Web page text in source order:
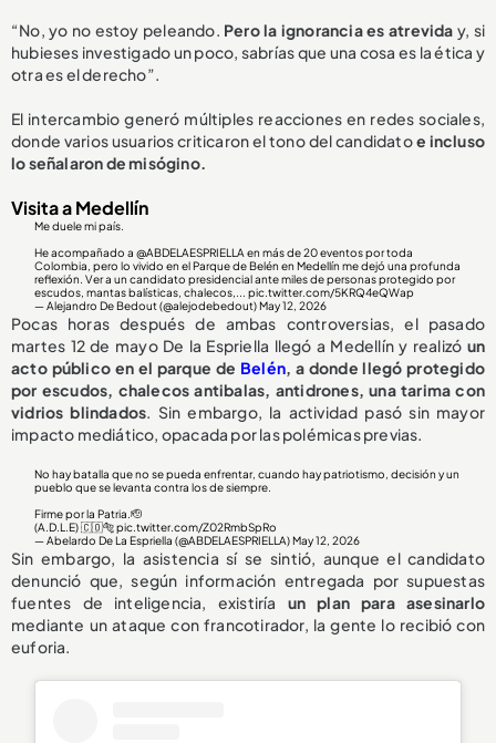
“No, yo no estoy peleando. Pero la ignorancia es atrevida y, si
hubieses investigado un poco, sabrías que una cosa es la ética y
otra es el derecho”.
El intercambio generó múltiples reacciones en redes sociales,
donde varios usuarios criticaron el tono del candidatoe incluso
lo señalaron de misógino.
Visita a Medellín
Me duele mi país.
He acompañado a@ABDELAESPRIELLA en más de 20 eventos por toda
Colombia, pero lo vivido en el Parque de Belén en Medellín me dejó una profunda
reflexión. Ver a un candidato presidencial ante miles de personas protegido por
escudos, mantas balísticas, chalecos,...pic.twitter.com/5KRQ4eQWap
— Alejandro De Bedout (@alejodebedout)May 12, 2026
Pocas horas después de ambas controversias, el pasado
martes 12 de mayo De la Espriella llegó a Medellín y realizó un
acto público en el parque de Belén, a donde llegó protegido
por escudos, chalecos antibalas, antidrones, una tarima con
vidrios blindados . Sin embargo, la actividad pasó sin mayor
impacto mediático, opacada por las polémicas previas.
No hay batalla que no se pueda enfrentar, cuando hay patriotismo, decisión y un
pueblo que se levanta contra los de siempre.
Firme por la Patria.🫡
(A.D.L.E) 🇨🇴🐅pic.twitter.com/Z02RmbSpRo
— Abelardo De La Espriella (@ABDELAESPRIELLA)May 12, 2026
Sin embargo, la asistencia sí se sintió, aunque el candidato
denunció que, según información entregada por supuestas
fuentes de inteligencia, existiría un plan para asesinarlo
mediante un ataque con francotirador, la gente lo recibió con
euforia.